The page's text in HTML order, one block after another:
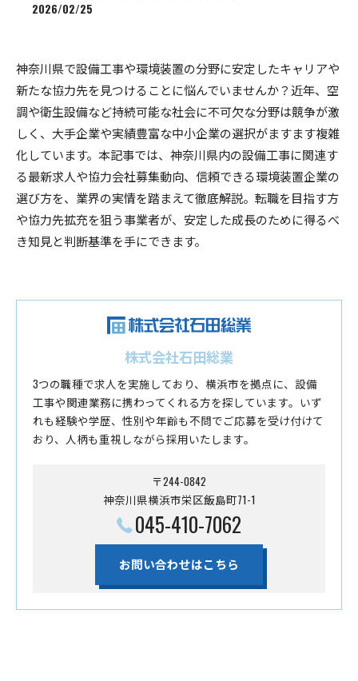
2026/02/25
神奈川県で設備工事や環境装置の分野に安定したキャリアや
新たな協力先を見つけることに悩んでいませんか？近年、空
調や衛生設備など持続可能な社会に不可欠な分野は競争が激
しく、大手企業や実績豊富な中小企業の選択がますます複雑
化しています。本記事では、神奈川県内の設備工事に関連す
る最新求人や協力会社募集動向、信頼できる環境装置企業の
選び方を、業界の実情を踏まえて徹底解説。転職を目指す方
や協力先拡充を狙う事業者が、安定した成長のために得るべ
き知見と判断基準を手にできます。
株式会社石田総業
3つの職種で求人を実施しており、横浜市を拠点に、設備
工事や関連業務に携わってくれる方を探しています。いず
れも経験や学歴、性別や年齢も不問でご応募を受け付けて
おり、人柄も重視しながら採用いたします。
〒244-0842
神奈川県横浜市栄区飯島町71-1
045-410-7062
お問い合わせはこちら